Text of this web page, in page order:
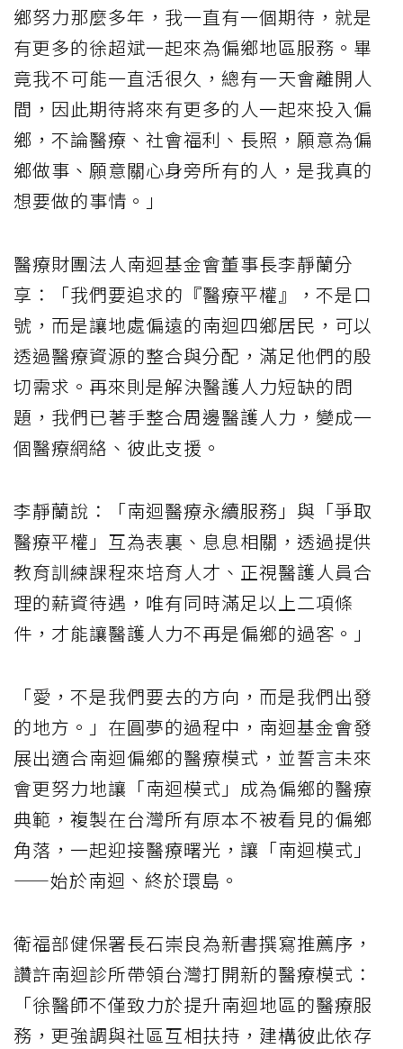
鄉努力那麼多年，我一直有一個期待，就是
有更多的徐超斌一起來為偏鄉地區服務。畢
竟我不可能一直活很久，總有一天會離開人
間，因此期待將來有更多的人一起來投入偏
鄉，不論醫療、社會福利、長照，願意為偏
鄉做事、願意關心身旁所有的人，是我真的
想要做的事情。」
醫療財團法人南迴基金會董事長李靜蘭分
享：「我們要追求的『醫療平權』，不是口
號，而是讓地處偏遠的南迴四鄉居民，可以
透過醫療資源的整合與分配，滿足他們的殷
切需求。再來則是解決醫護人力短缺的問
題，我們已著手整合周邊醫護人力，變成一
個醫療網絡、彼此支援。
李靜蘭說：「南迴醫療永續服務」與「爭取
醫療平權」互為表裏、息息相關，透過提供
教育訓練課程來培育人才、正視醫護人員合
理的薪資待遇，唯有同時滿足以上二項條
件，才能讓醫護人力不再是偏鄉的過客。」
「愛，不是我們要去的方向，而是我們出發
的地方。」在圓夢的過程中，南迴基金會發
展出適合南迴偏鄉的醫療模式，並誓言未來
會更努力地讓「南迴模式」成為偏鄉的醫療
典範，複製在台灣所有原本不被看見的偏鄉
角落，一起迎接醫療曙光，讓「南迴模式」
——始於南迴、終於環島。
衛福部健保署長石崇良為新書撰寫推薦序，
讚許南迴診所帶領台灣打開新的醫療模式：
「徐醫師不僅致力於提升南迴地區的醫療服
務，更強調與社區互相扶持，建構彼此依存